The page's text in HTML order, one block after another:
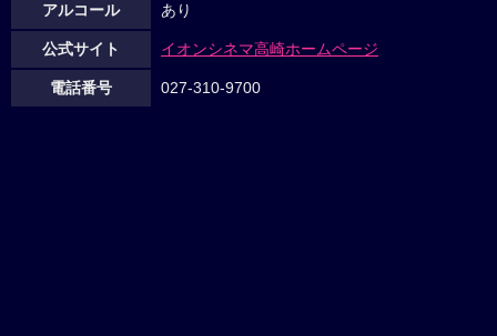
アルコール あり
公式サイト イオンシネマ高崎ホームページ
電話番号 027-310-9700